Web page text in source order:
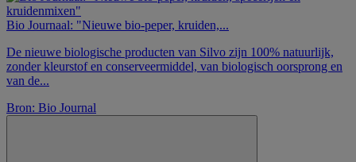
Bio Journaal: "Nieuwe bio-peper, kruiden,...
De nieuwe biologische producten van Silvo zijn 100% natuurlijk,
zonder kleurstof en conserveermiddel, van biologisch oorsprong en
van de...
Bron: Bio Journal